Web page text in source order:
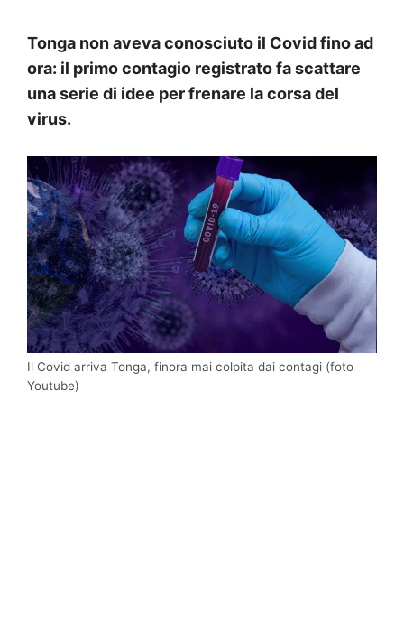
Tonga non aveva conosciuto il Covid fino ad
ora: il primo contagio registrato fa scattare
una serie di idee per frenare la corsa del
virus.
Il Covid arriva Tonga, finora mai colpita dai contagi (foto
Youtube)